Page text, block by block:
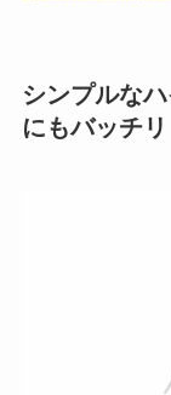
シンプルな
にもバッチリ